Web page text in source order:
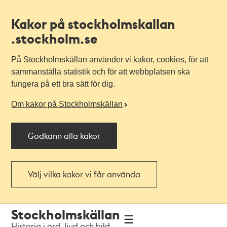
Kakor på stockholmskallan
.stockholm.se
På Stockholmskällan använder vi kakor, cookies, för att
sammanställa statistik och för att webbplatsen ska
fungera på ett bra sätt för dig.
Om kakor på Stockholmskällan
Godkänn alla kakor
Välj vilka kakor vi får använda
navigationen
huvudinnehållet
Stockholmskällan